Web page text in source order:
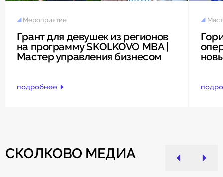
Мероприятие
Грант для девушек из регионов
на программу SKOLKOVO MBA |
Мастер управления бизнесом
подробнее
СКОЛКОВО МЕДИА